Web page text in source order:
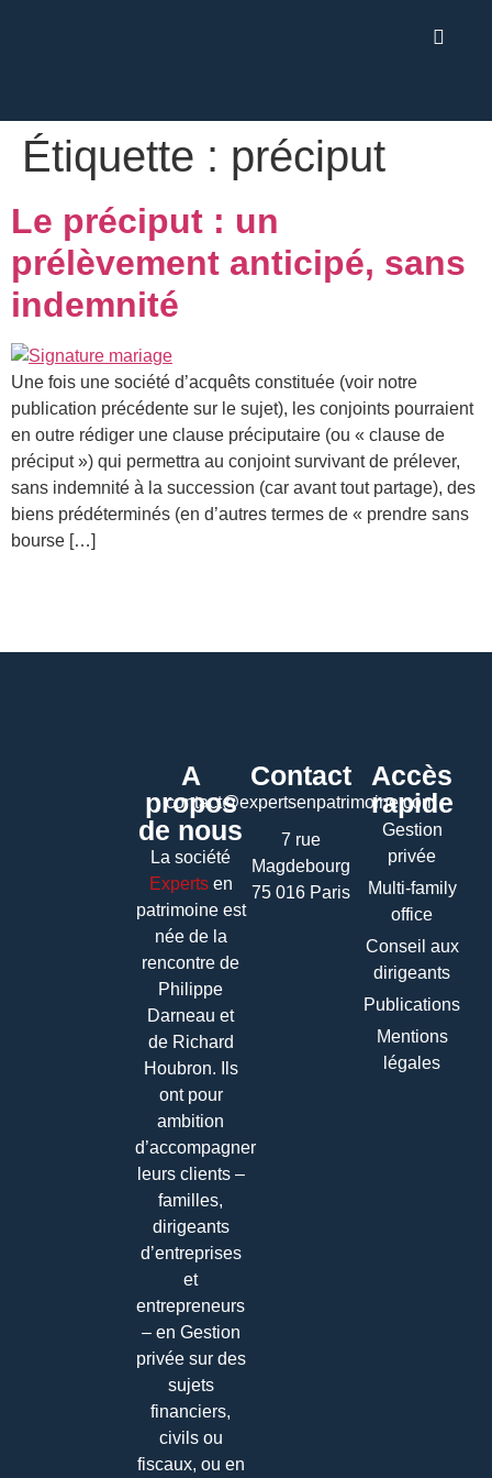
Étiquette : préciput
Le préciput : un
prélèvement anticipé, sans
indemnité
Une fois une société d’acquêts constituée (voir notre
publication précédente sur le sujet), les conjoints pourraient
en outre rédiger une clause préciputaire (ou « clause de
préciput ») qui permettra au conjoint survivant de prélever,
sans indemnité à la succession (car avant tout partage), des
biens prédéterminés (en d’autres termes de « prendre sans
bourse […]
A
propos
de nous
La société
Expertsen
patrimoine est
née de la
rencontre de
Philippe
Darneau et
de Richard
Houbron. Ils
ont pour
ambition
d’accompagner
leurs clients –
familles,
dirigeants
d’entreprises
et
entrepreneurs
– en Gestion
privée sur des
sujets
financiers,
civils ou
fiscaux, ou en
Contact
contact@expertsenpatrimoine.com
7 rue
Magdebourg
75 016 Paris
Accès
rapide
Gestion
privée
Multi-family
office
Conseil aux
dirigeants
Publications
Mentions
légales